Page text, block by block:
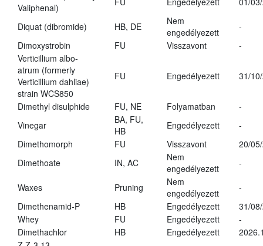
Valiphenal)
Diquat (dibromide) HB, DE
Nem
engedélyezett
-
Dimoxystrobin
FU Visszavont
-
Verticillium albo-
atrum (formerly
Verticillium dahliae)
strain WCS850
FU Engedélyezett 31/
Dimethyl disulphide FU, NE Folyamatban
-
Vinegar
BA, FU,
HB
Engedélyezett
-
Dimethomorph
FU Visszavont
20/
Dimethoate
IN, AC
Nem
engedélyezett
-
Waxes Pruning
Nem
engedélyezett
-
Dimethenamid-P
HB Engedélyezett
31/
Whey
FU Engedélyezett
-
Dimethachlor
HB Engedélyezett